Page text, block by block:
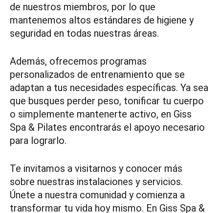
de nuestros miembros, por lo que
mantenemos altos estándares de higiene y
seguridad en todas nuestras áreas.
Además, ofrecemos programas
personalizados de entrenamiento que se
adaptan a tus necesidades específicas. Ya sea
que busques perder peso, tonificar tu cuerpo
o simplemente mantenerte activo, en Giss
Spa & Pilates encontrarás el apoyo necesario
para lograrlo.
Te invitamos a visitarnos y conocer más
sobre nuestras instalaciones y servicios.
Únete a nuestra comunidad y comienza a
transformar tu vida hoy mismo. En Giss Spa &